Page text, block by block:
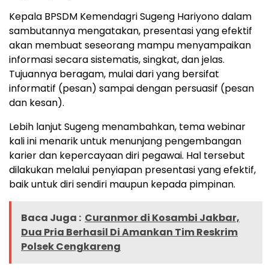
Kepala BPSDM Kemendagri Sugeng Hariyono dalam
sambutannya mengatakan, presentasi yang efektif
akan membuat seseorang mampu menyampaikan
informasi secara sistematis, singkat, dan jelas.
Tujuannya beragam, mulai dari yang bersifat
informatif (pesan) sampai dengan persuasif (pesan
dan kesan).
Lebih lanjut Sugeng menambahkan, tema webinar
kali ini menarik untuk menunjang pengembangan
karier dan kepercayaan diri pegawai. Hal tersebut
dilakukan melalui penyiapan presentasi yang efektif,
baik untuk diri sendiri maupun kepada pimpinan.
Baca Juga : Curanmor di Kosambi Jakbar,
Dua Pria Berhasil Di Amankan Tim Reskrim
Polsek Cengkareng